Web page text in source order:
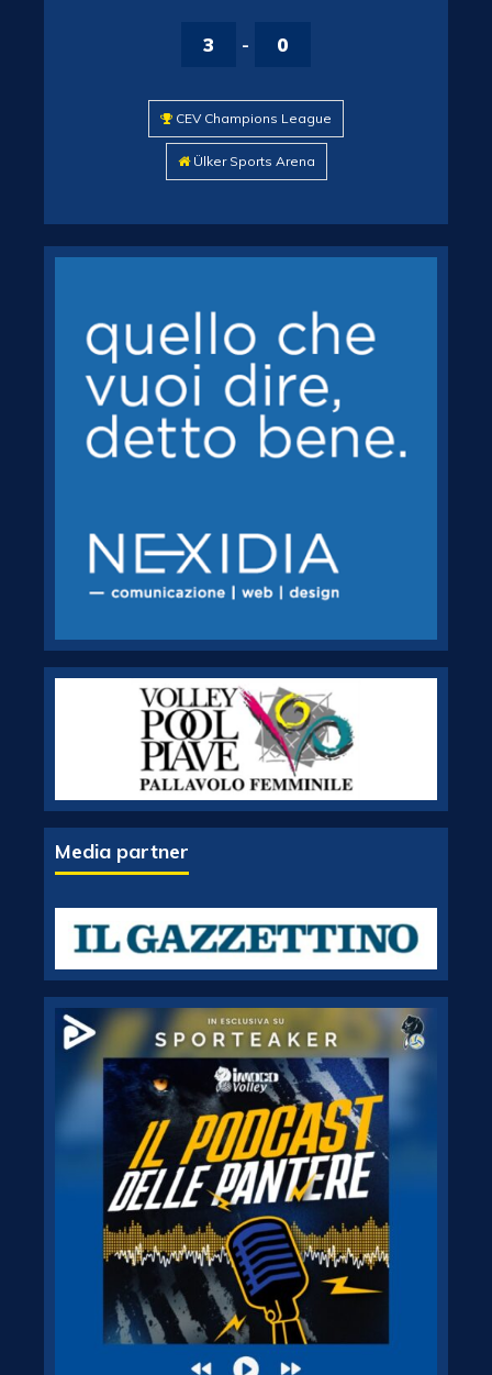
3 - 0
CEV Champions League
Ülker Sports Arena
Media partner